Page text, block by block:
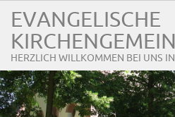
EVANGELISCHE
HERZLICH WILLKOMMEN BEI UNS